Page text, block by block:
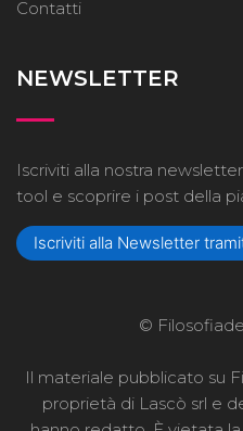
Contatti
NEWSLETTER
Iscriviti alla nostra
tool e scoprire i post della
Iscriviti alla Newsletter
©
Il materiale pubblicato su
proprietà di Lascò srl e